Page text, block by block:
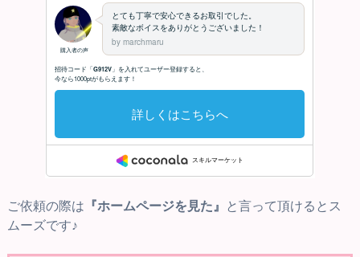
ご依頼の際は 『ホームページを見た』
と言って頂けるとス
ムーズです♪